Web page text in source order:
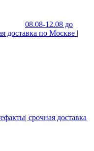
08.08-12.08 до
доставка по Москве |
срочная доставка